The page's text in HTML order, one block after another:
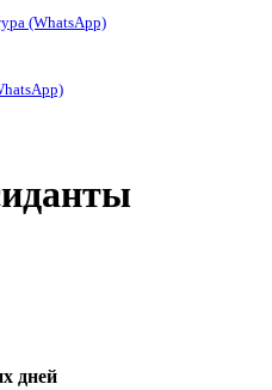
(WhatsApp)
дней